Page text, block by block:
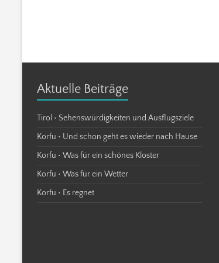
Aktuelle Beiträge
Tirol • Sehenswürdigkeiten und Ausflugsziele
Korfu • Und schon geht es wieder nach Hause
Korfu • Was für ein schönes Kloster
Korfu • Was für ein Wetter
Korfu • Es regnet